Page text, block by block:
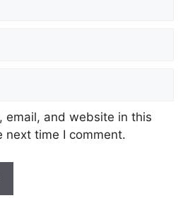
email, and website in this
next time I comment.